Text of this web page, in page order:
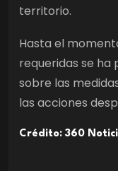
territorio.
Hasta el
requeridas se
sobre las
las acciones
Crédito: 360